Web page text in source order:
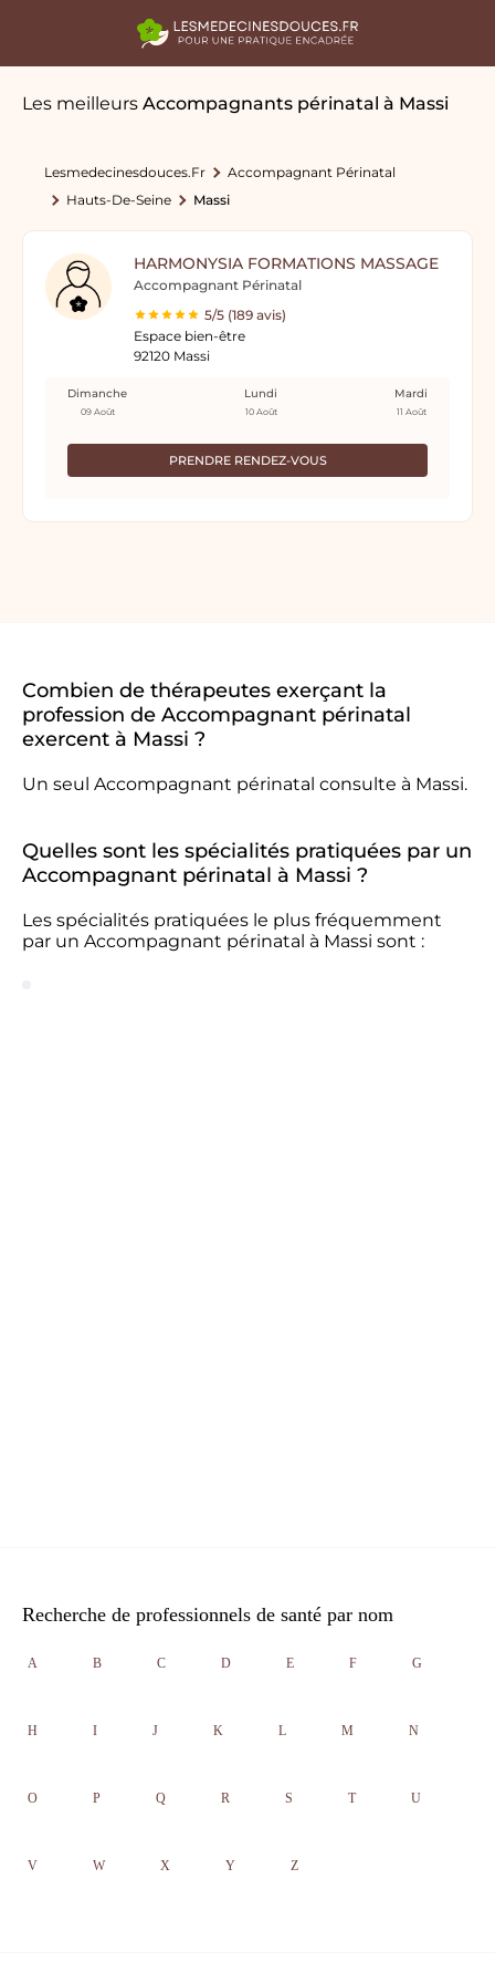
Les meilleurs Accompagnants périnatal à Massi
Lesmedecinesdouces.fr
Accompagnant Périnatal
Hauts-De-Seine
Massi
HARMONYSIA FORMATIONS MASSAGE
Accompagnant Périnatal
5/5 (189 avis)
Espace bien-être
92120 Massi
PRENDRE RENDEZ-VOUS
Dimanche
09 Août
Lundi
10 Août
Mardi
11 Août
Combien de thérapeutes exerçant la
profession de Accompagnant périnatal
exercent à Massi ?
Un seul Accompagnant périnatal consulte à Massi.
Quelles sont les spécialités pratiquées par un
Accompagnant périnatal à Massi ?
Les spécialités pratiquées le plus fréquemment
par un Accompagnant périnatal à Massi sont :
Recherche de professionnels de santé par nom
A B C D E F G
H I J K L M N
O P Q R S T U
V W X Y Z